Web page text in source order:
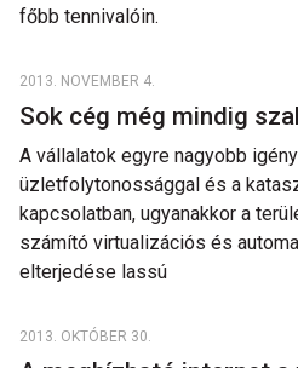
főbb tennivalóin.
2013. NOVEMBER 4.
Sok cég még mindig
A vállalatok egyre nagyobb
üzletfolytonossággal és a
kapcsolatban, ugyanakkor a
számító virtualizációs és
elterjedése lassú
2013. OKTÓBER 30.